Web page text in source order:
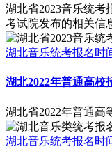
湖北省2023音乐统考
考试院发布的相关信
湖北音乐统考报名时
湖北2022年普通高校
湖北省2022年普通高
湖北音乐统考报名时